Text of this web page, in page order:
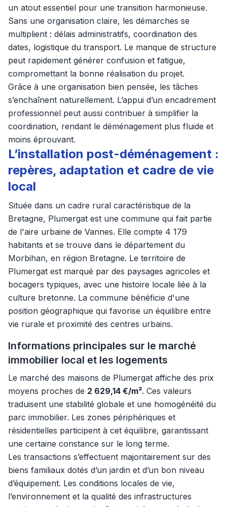
un atout essentiel pour une transition harmonieuse.
Sans une organisation claire, les démarches se
multiplient : délais administratifs, coordination des
dates, logistique du transport. Le manque de structure
peut rapidement générer confusion et fatigue,
compromettant la bonne réalisation du projet.
Grâce à une organisation bien pensée, les tâches
s’enchaînent naturellement. L’appui d’un encadrement
professionnel peut aussi contribuer à simplifier la
coordination, rendant le déménagement plus fluide et
moins éprouvant.
L’installation post-déménagement :
repères, adaptation et cadre de vie
local
Située dans un cadre rural caractéristique de la
Bretagne, Plumergat est une commune qui fait partie
de l'aire urbaine de Vannes. Elle compte 4 179
habitants et se trouve dans le département du
Morbihan, en région Bretagne. Le territoire de
Plumergat est marqué par des paysages agricoles et
bocagers typiques, avec une histoire locale liée à la
culture bretonne. La commune bénéficie d'une
position géographique qui favorise un équilibre entre
vie rurale et proximité des centres urbains.
Informations principales sur le marché
immobilier local et les logements
Le marché des maisons de Plumergat affiche des prix
moyens proches de 2 629,14 €/m². Ces valeurs
traduisent une stabilité globale et une homogénéité du
parc immobilier. Les zones périphériques et
résidentielles participent à cet équilibre, garantissant
une certaine constance sur le long terme.
Les transactions s’effectuent majoritairement sur des
biens familiaux dotés d’un jardin et d’un bon niveau
d’équipement. Les conditions locales de vie,
l’environnement et la qualité des infrastructures